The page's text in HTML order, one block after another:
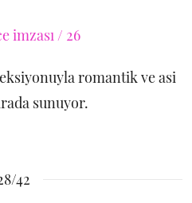
romantik ve asi
sunuyor.
42